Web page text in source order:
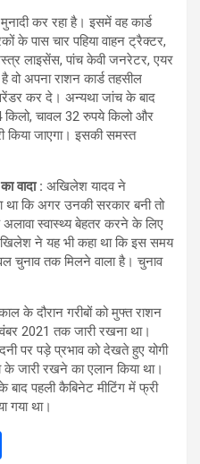
कर रहा है। इसमें वह कार्ड
के पास चार पह‍िया वाहन ट्रैक्‍टर,
लाइसेंस, पांच केवी जनरेटर, एयर
वो अपना राशन कार्ड तहसील
कर दे। अन्‍यथा जांच के बाद
क‍िलो, चावल 32 रुपये क‍िलो और
क‍िया जाएगा। इसकी समस्‍त
वादा : अखिलेश यादव ने
था क‍ि अगर उनकी सरकार बनी तो
स्वास्थ्य बेहतर करने के लिए
ने यह भी कहा था क‍ि इस समय
चुनाव तक मिलने वाला है। चुनाव
के दौरान गरीबों को मुफ्त राशन
2021 तक जारी रखना था।
पर पड़े प्रभाव को देखते हुए योगी
जारी रखने का एलान किया था।
पहली कैबिनेट मीट‍िंग में फ्री
गया था।